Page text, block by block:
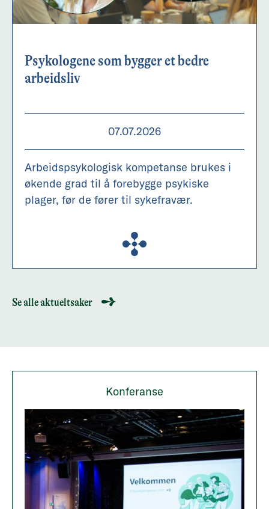
Psykologene som bygger et bedre
arbeidsliv
07.07.2026
Arbeidspsykologisk kompetanse brukes i
økende grad til å forebygge psykiske
plager, før de fører til sykefravær.
Se alle aktueltsaker
Konferanse